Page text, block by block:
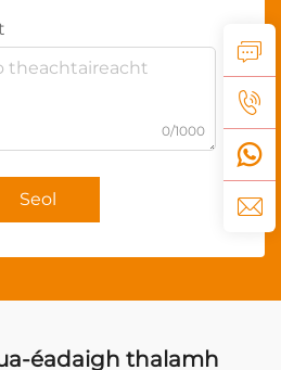
0/1000
Seol
éadaigh thalamh